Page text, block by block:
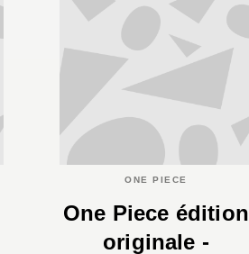
ONE PIECE
One Piece édition
originale -